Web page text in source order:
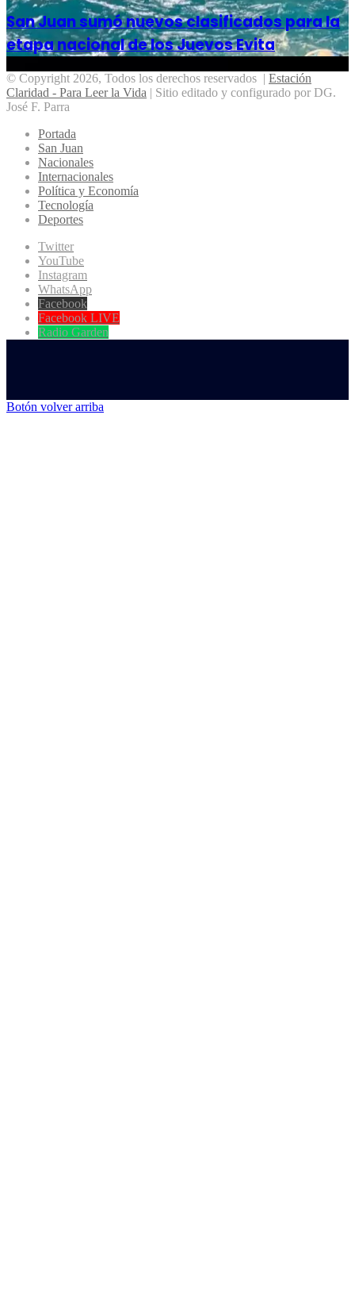
San Juan sumó nuevos clasificados para la
etapa nacional de los Juevos Evita
© Copyright 2026, Todos los derechos reservados | Estación
Claridad - Para Leer la Vida | Sitio editado y configurado por DG.
José F. Parra
Portada
San Juan
Nacionales
Internacionales
Política y Economía
Tecnología
Deportes
Twitter
YouTube
Instagram
WhatsApp
Facebook
Facebook LIVE
Radio Garden
Botón volver arriba